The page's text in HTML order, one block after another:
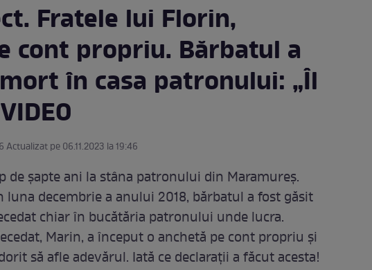
Fratele lui Florin,
cont propriu. Bărbatul a
în casa patronului: „Îl
Actualizat pe 06.11.2023 la 19:46
șapte ani la stâna patronului din Maramureș.
decembrie a anului 2018, bărbatul a fost găsit
chiar în bucătăria patronului unde lucra.
Marin, a început o anchetă pe cont propriu și
să afle adevărul. Iată ce declarații a făcut acesta!